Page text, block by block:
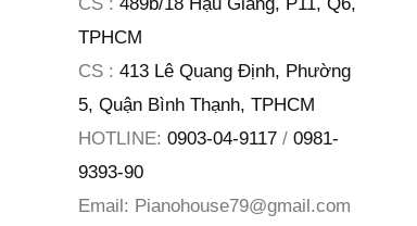
TPHCM
CS : 413 Lê Quang Định, Phường
5, Quận Bình Thạnh, TPHCM
HOTLINE: 0903-04-9117 / 0981-
9393-90
Email: Pianohouse79@gmail.com